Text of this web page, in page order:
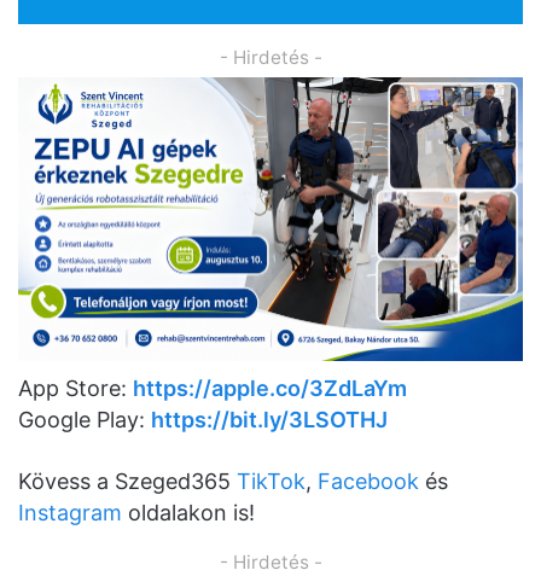
- Hirdetés -
App Store: https://apple.co/3ZdLaYm
Google Play: https://bit.ly/3LSOTHJ
Kövess a Szeged365 TikTok, Facebook és
Instagram oldalakon is!
- Hirdetés -